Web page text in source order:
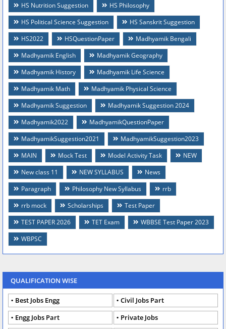
HS Nutrition Suggestion
HS Philosophy
HS Political Science Suggestion
HS Sanskrit Suggestion
HS2022
HSQuestionPaper
Madhyamik Bengali
Madhyamik English
Madhyamik Geography
Madhyamik History
Madhyamik Life Science
Madhyamik Math
Madhyamik Physical Science
Madhyamik Suggestion
Madhyamik Suggestion 2024
Madhyamik2022
MadhyamikQuestionPaper
MadhyamikSuggestion2021
MadhyamikSuggestion2023
MAIN
Mock Test Model Activity Task
NEW
New class 11
NEW SYLLABUS
News
Paragraph
Philosophy New Syllabus
rrb
rrb mock
Scholarships
Test Paper
TEST PAPER 2026
TET Exam
WBBSE Test Paper 2023
WBPSC
QUALIFICATION WISE
Best Jobs Engg
Civil Jobs Part
Engg Jobs Part
Private Jobs